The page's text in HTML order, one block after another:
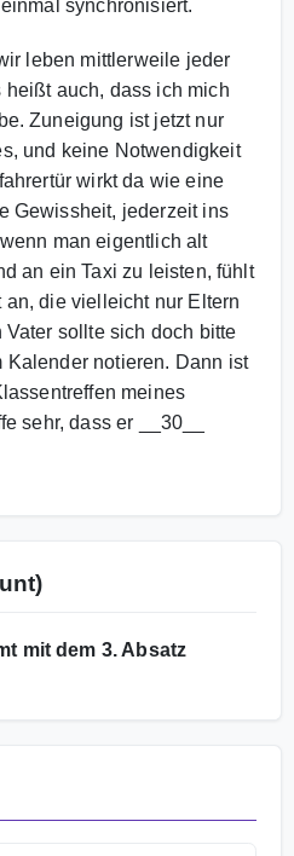
synchronisiert.
leben mittlerweile jeder
auch, dass ich mich
Zuneigung ist jetzt nur
und keine Notwendigkeit
wirkt da wie eine
Gewissheit, jederzeit ins
man eigentlich alt
an ein Taxi zu leisten, fühlt
die vielleicht nur Eltern
sollte sich doch bitte
Kalender notieren. Dann ist
meines
sehr, dass er __30__
mit dem 3. Absatz